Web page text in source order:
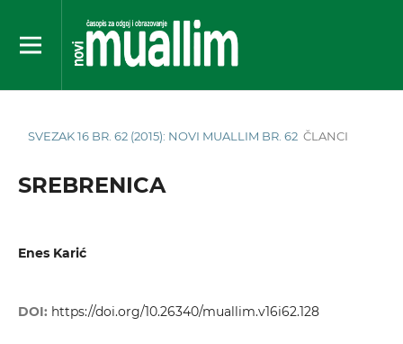
SVEZAK 16 BR. 62 (2015): NOVI MUALLIM BR. 62 ČLANCI
SREBRENICA
Enes Karić
DOI: https://doi.org/10.26340/muallim.v16i62.128